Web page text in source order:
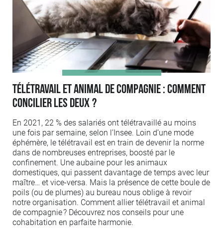
Télétravail et animal de compagnie : comment
concilier les deux ?
En 2021, 22 % des salariés ont télétravaillé au moins
une fois par semaine, selon l’Insee. Loin d’une mode
éphémère, le télétravail est en train de devenir la norme
dans de nombreuses entreprises, boosté par le
confinement. Une aubaine pour les animaux
domestiques, qui passent davantage de temps avec leur
maître… et vice-versa. Mais la présence de cette boule de
poils (ou de plumes) au bureau nous oblige à revoir
notre organisation. Comment allier télétravail et animal
de compagnie ? Découvrez nos conseils pour une
cohabitation en parfaite harmonie.